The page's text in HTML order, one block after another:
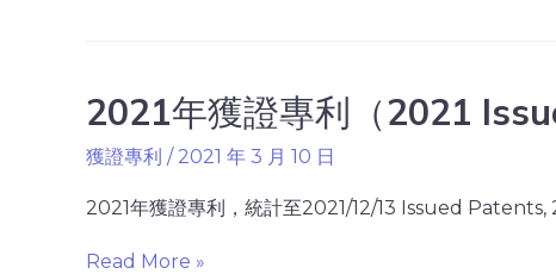
2021年獲證專利（2021
獲證專利 / 2021 年 3 月 10 日
2021年獲證專利，統計至2021/12/13 Issued Patents,
Read More »